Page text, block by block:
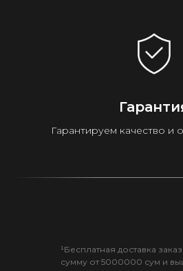
Гарантируем качество и
¹Бесплатная доставка
сумму от 5000000 сум и